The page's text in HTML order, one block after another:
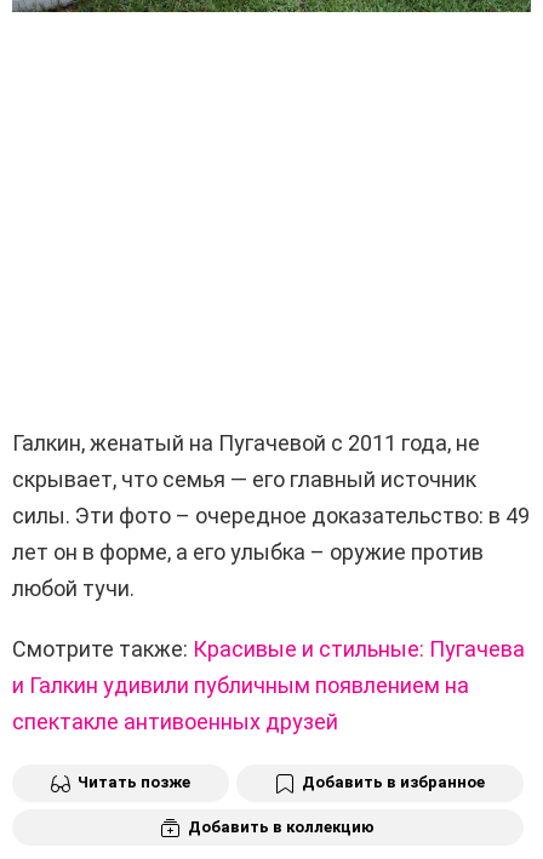
Галкин, женатый на Пугачевой с 2011 года, не
скрывает, что семья — его главный источник
силы. Эти фото – очередное доказательство: в 49
лет он в форме, а его улыбка – оружие против
любой тучи.
Смотрите также: Красивые и стильные: Пугачева
и Галкин удивили публичным появлением на
спектакле антивоенных друзей
Читать позже Добавить в избранное
Добавить в коллекцию